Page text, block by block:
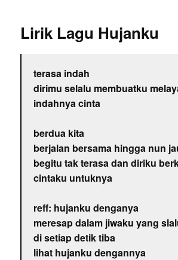
Lirik Lagu Hujanku
terasa indah
dirimu selalu membuatku
indahnya cinta
berdua kita
berjalan bersama hingga nun
begitu tak terasa dan diriku
cintaku untuknya
reff: hujanku denganya
meresap dalam jiwaku yang
di setiap detik tiba
lihat hujanku dengannya